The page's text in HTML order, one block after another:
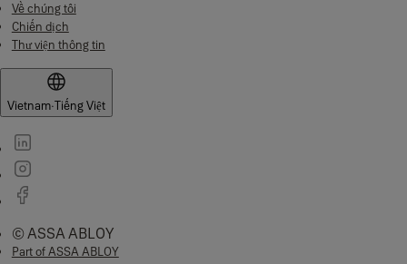
Về chúng tôi
Chiến dịch
Thư viện thông tin
Vietnam·Tiếng Việt
© ASSA ABLOY
Part of ASSA ABLOY